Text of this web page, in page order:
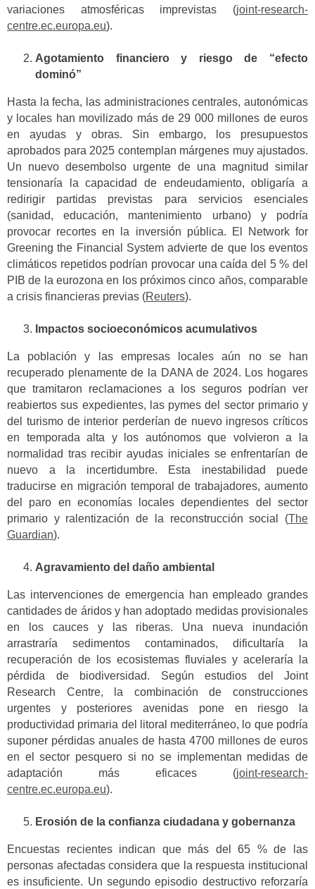
variaciones atmosféricas imprevistas (joint-research-
centre.ec.europa.eu).
Agotamiento financiero y riesgo de “efecto
dominó”
Hasta la fecha, las administraciones centrales, autonómicas
y locales han movilizado más de 29 000 millones de euros
en ayudas y obras. Sin embargo, los presupuestos
aprobados para 2025 contemplan márgenes muy ajustados.
Un nuevo desembolso urgente de una magnitud similar
tensionaría la capacidad de endeudamiento, obligaría a
redirigir partidas previstas para servicios esenciales
(sanidad, educación, mantenimiento urbano) y podría
provocar recortes en la inversión pública. El Network for
Greening the Financial System advierte de que los eventos
climáticos repetidos podrían provocar una caída del 5 % del
PIB de la eurozona en los próximos cinco años, comparable
a crisis financieras previas (Reuters).
Impactos socioeconómicos acumulativos
La población y las empresas locales aún no se han
recuperado plenamente de la DANA de 2024. Los hogares
que tramitaron reclamaciones a los seguros podrían ver
reabiertos sus expedientes, las pymes del sector primario y
del turismo de interior perderían de nuevo ingresos críticos
en temporada alta y los autónomos que volvieron a la
normalidad tras recibir ayudas iniciales se enfrentarían de
nuevo a la incertidumbre. Esta inestabilidad puede
traducirse en migración temporal de trabajadores, aumento
del paro en economías locales dependientes del sector
primario y ralentización de la reconstrucción social (The
Guardian).
Agravamiento del daño ambiental
Las intervenciones de emergencia han empleado grandes
cantidades de áridos y han adoptado medidas provisionales
en los cauces y las riberas. Una nueva inundación
arrastraría sedimentos contaminados, dificultaría la
recuperación de los ecosistemas fluviales y aceleraría la
pérdida de biodiversidad. Según estudios del Joint
Research Centre, la combinación de construcciones
urgentes y posteriores avenidas pone en riesgo la
productividad primaria del litoral mediterráneo, lo que podría
suponer pérdidas anuales de hasta 4700 millones de euros
en el sector pesquero si no se implementan medidas de
adaptación más eficaces (joint-research-
centre.ec.europa.eu).
Erosión de la confianza ciudadana y gobernanza
Encuestas recientes indican que más del 65 % de las
personas afectadas considera que la respuesta institucional
es insuficiente. Un segundo episodio destructivo reforzaría